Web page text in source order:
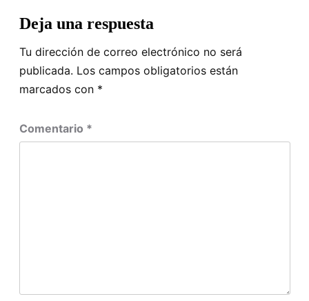
Deja una respuesta
Tu dirección de correo electrónico no será
publicada. Los campos obligatorios están
marcados con *
Comentario *